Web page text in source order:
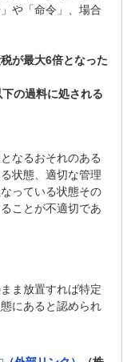
や「命令」、場合
が最大6倍となった
過料に処される
なるおそれのある
状態、適切な管理
っている状態その
ことが不適切であ
ま放置すれば特定
にあると認められ